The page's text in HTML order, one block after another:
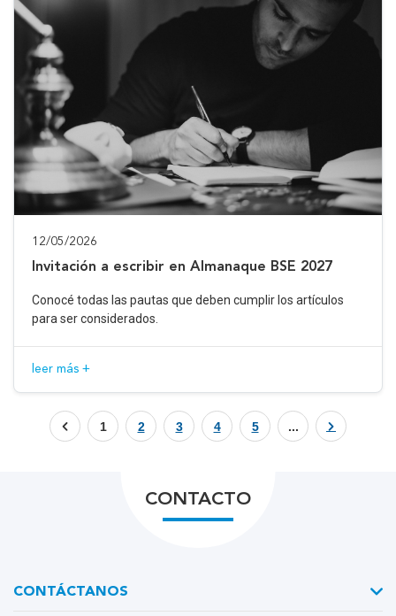
12/05/2026
Invitación a escribir en Almanaque BSE 2027
Conocé todas las pautas que deben cumplir los artículos
para ser considerados.
leer más +
1 2 3 4 5 ...
CONTACTO
CONTÁCTANOS